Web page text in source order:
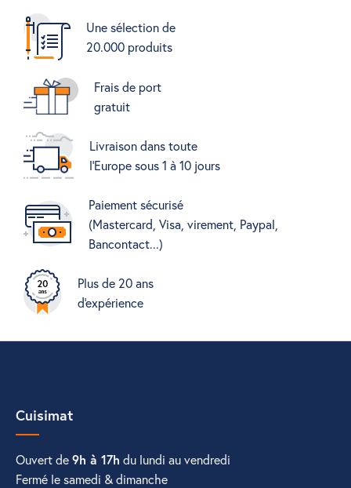
Une sélection de
20.000 produits
Frais de port
gratuit
Livraison dans toute
l'Europe sous 1 à 10 jours
Paiement sécurisé
(Mastercard, Visa, virement, Paypal,
Bancontact...)
Plus de 20 ans
d'expérience
Cuisimat
Ouvert de9h à 17h du lundi au vendredi
Fermé le samedi & dimanche